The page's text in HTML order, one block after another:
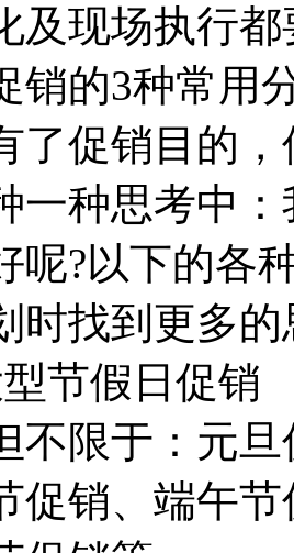
及现场执行
的3种常用
促销目的，
一种思考中
呢?以下的各
时找到更多的
假日促销
限于：元旦
促销、端午